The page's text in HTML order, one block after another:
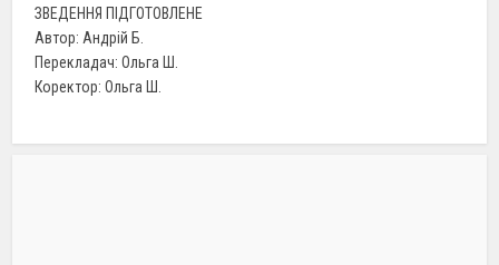
ЗВЕДЕННЯ ПІДГОТОВЛЕНЕ
Автор: Андрій Б.
Перекладач: Ольга Ш.
Коректор: Ольга Ш.